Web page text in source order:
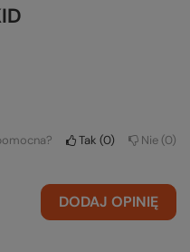
Tak 0 Nie 0
DODAJ OPINIĘ